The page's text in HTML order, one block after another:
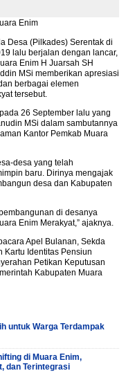
Desa (Pilkades) Serentak di
lalu berjalan dengan lancar,
Enim H Juarsah SH
MSi memberikan apresiasi
berbagai elemen
tersebut.
26 September lalu yang
MSi dalam sambutannya
Kantor Pemkab Muara
desa yang telah
baru. Dirinya mengajak
desa dan Kabupaten
di desanya
Enim Merakyat,” ajaknya.
Apel Bulanan, Sekda
Kartu Identitas Pensiun
Petikan Keputusan
Kabupaten Muara
untuk Warga Terdampak
di Muara Enim,
dan Terintegrasi